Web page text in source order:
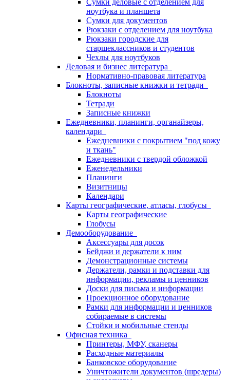
Сумки деловые с отделением для
ноутбука и планшета
Сумки для документов
Рюкзаки с отделением для ноутбука
Рюкзаки городские для
старшеклассников и студентов
Чехлы для ноутбуков
Деловая и бизнес литература
Нормативно-правовая литература
Блокноты, записные книжки и тетради
Блокноты
Тетради
Записные книжки
Ежедневники, планинги, органайзеры,
календари
Ежедневники с покрытием "под кожу
и ткань"
Ежедневники с твердой обложкой
Еженедельники
Планинги
Визитницы
Календари
Карты географические, атласы, глобусы
Карты географические
Глобусы
Демооборудование
Аксессуары для досок
Бейджи и держатели к ним
Демонстрационные системы
Держатели, рамки и подставки для
информации, рекламы и ценников
Доски для письма и информации
Проекционное оборудование
Рамки для информации и ценников
собираемые в системы
Стойки и мобильные стенды
Офисная техника
Принтеры, МФУ, сканеры
Расходные материалы
Банковское оборудование
Уничтожители документов (шредеры)